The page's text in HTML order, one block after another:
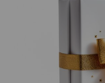
Direct bestellen